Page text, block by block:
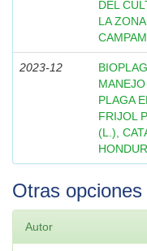
DEL
LA
2023-12
PLAGA
FRIJOL
(L.),
Otras
Autor